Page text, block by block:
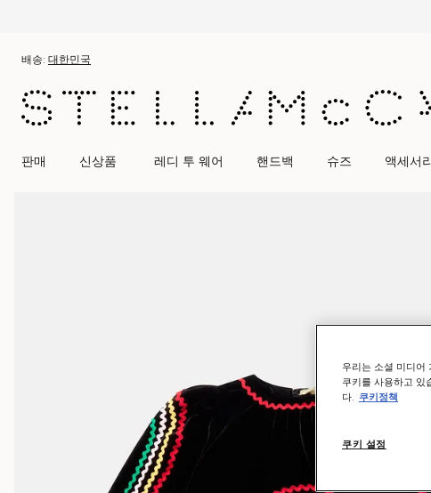
배송: 대한민국
판매 신상품 레디 투 웨어 핸드백 슈즈 액세서리
우리는 소셜 미디어
쿠키를 사용하고 있
다.
쿠키정책
쿠키 설정